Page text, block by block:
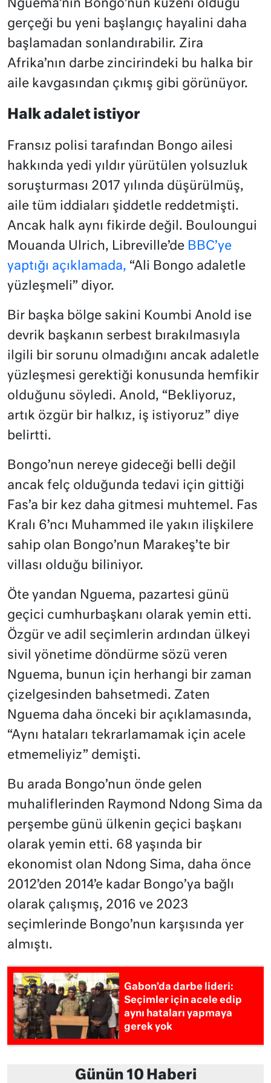
Nguema’nın Bongo’nun kuzeni olduğu
gerçeği bu yeni başlangıç hayalini daha
başlamadan sonlandırabilir. Zira
Afrika’nın darbe zincirindeki bu halka bir
aile kavgasından çıkmış gibi görünüyor.
Halk adalet istiyor
Fransız polisi tarafından Bongo ailesi
hakkında yedi yıldır yürütülen yolsuzluk
soruşturması 2017 yılında düşürülmüş,
aile tüm iddiaları şiddetle reddetmişti.
Ancak halk aynı fikirde değil. Bouloungui
Mouanda Ulrich, Libreville’de BBC’ye
yaptığı açıklamada, “Ali Bongo adaletle
yüzleşmeli” diyor.
Bir başka bölge sakini Koumbi Anold ise
devrik başkanın serbest bırakılmasıyla
ilgili bir sorunu olmadığını ancak adaletle
yüzleşmesi gerektiği konusunda hemfikir
olduğunu söyledi. Anold, “Bekliyoruz,
artık özgür bir halkız, iş istiyoruz” diye
belirtti.
Bongo’nun nereye gideceği belli değil
ancak felç olduğunda tedavi için gittiği
Fas’a bir kez daha gitmesi muhtemel. Fas
Kralı 6’ncı Muhammed ile yakın ilişkilere
sahip olan Bongo’nun Marakeş’te bir
villası olduğu biliniyor.
Öte yandan Nguema, pazartesi günü
geçici cumhurbaşkanı olarak yemin etti.
Özgür ve adil seçimlerin ardından ülkeyi
sivil yönetime döndürme sözü veren
Nguema, bunun için herhangi bir zaman
çizelgesinden bahsetmedi. Zaten
Nguema daha önceki bir açıklamasında,
“Aynı hataları tekrarlamamak için acele
etmemeliyiz” demişti.
Bu arada Bongo’nun önde gelen
muhaliflerinden Raymond Ndong Sima da
perşembe günü ülkenin geçici başkanı
olarak yemin etti. 68 yaşında bir
ekonomist olan Ndong Sima, daha önce
2012’den 2014’e kadar Bongo’ya bağlı
olarak çalışmış, 2016 ve 2023
seçimlerinde Bongo’nun karşısında yer
almıştı.
Gabon’da darbe lideri:
Seçimler için acele edip
aynı hataları yapmaya
gerek yok
Günün 10 Haberi